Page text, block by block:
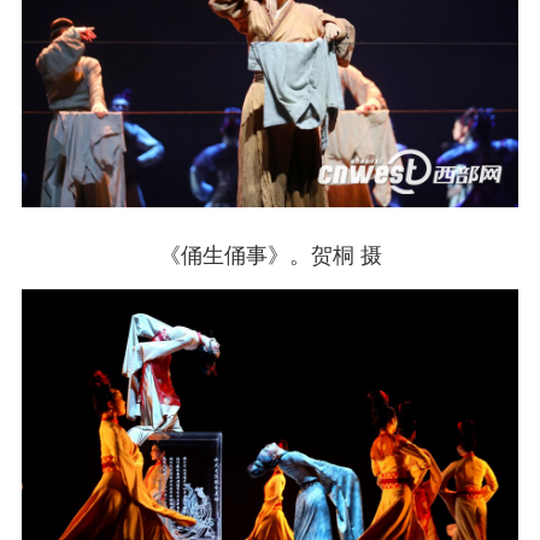
《俑生俑事》。贺桐 摄